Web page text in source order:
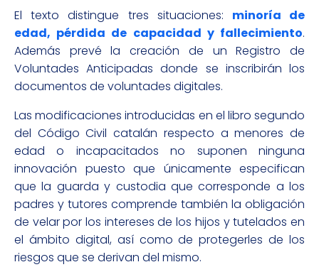
El texto distingue tres situaciones: minoría de
edad, pérdida de capacidad y fallecimiento.
Además prevé la creación de un Registro de
Voluntades Anticipadas donde se inscribirán los
documentos de voluntades digitales.
Las modificaciones introducidas en el libro segundo
del Código Civil catalán respecto a menores de
edad o incapacitados no suponen ninguna
innovación puesto que únicamente especifican
que la guarda y custodia que corresponde a los
padres y tutores comprende también la obligación
de velar por los intereses de los hijos y tutelados en
el ámbito digital, así como de protegerles de los
riesgos que se derivan del mismo.